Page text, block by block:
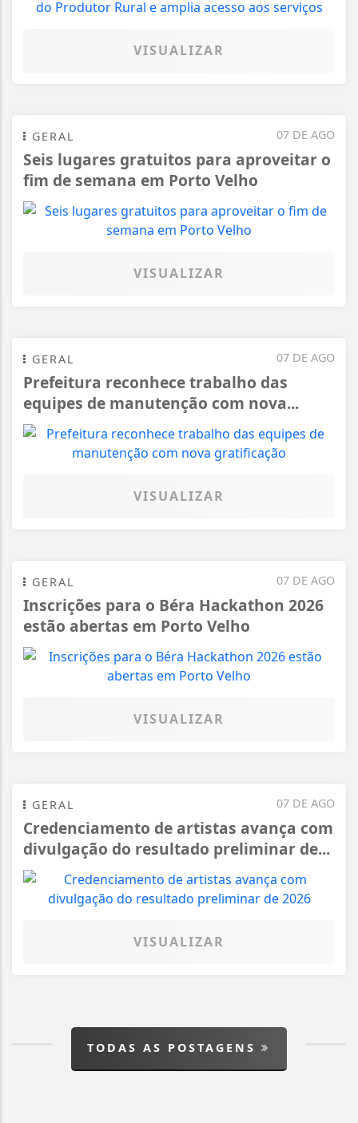
VISUALIZAR
07 DE AGO
GERAL
Seis lugares gratuitos para aproveitar o
fim de semana em Porto Velho
VISUALIZAR
07 DE AGO
GERAL
Prefeitura reconhece trabalho das
equipes de manutenção com nova...
VISUALIZAR
07 DE AGO
GERAL
Inscrições para o Béra Hackathon 2026
estão abertas em Porto Velho
VISUALIZAR
07 DE AGO
GERAL
Credenciamento de artistas avança com
divulgação do resultado preliminar de...
VISUALIZAR
TODAS AS POSTAGENS